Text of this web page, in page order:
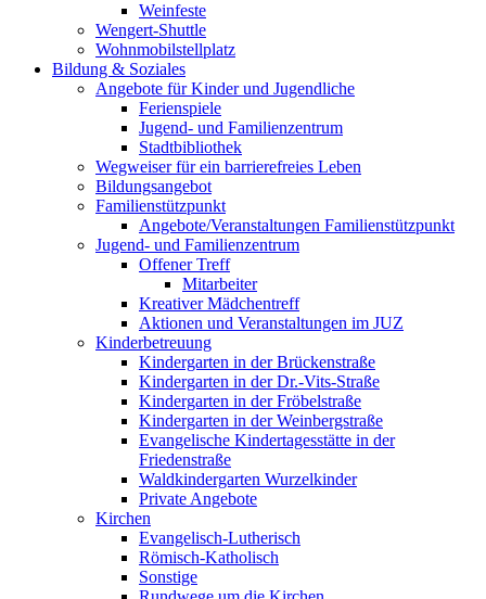
Weinfeste
Wengert-Shuttle
Wohnmobilstellplatz
Bildung & Soziales
Angebote für Kinder und Jugendliche
Ferienspiele
Jugend- und Familienzentrum
Stadtbibliothek
Wegweiser für ein barrierefreies Leben
Bildungsangebot
Familienstützpunkt
Angebote/Veranstaltungen Familienstützpunkt
Jugend- und Familienzentrum
Offener Treff
Mitarbeiter
Kreativer Mädchentreff
Aktionen und Veranstaltungen im JUZ
Kinderbetreuung
Kindergarten in der Brückenstraße
Kindergarten in der Dr.-Vits-Straße
Kindergarten in der Fröbelstraße
Kindergarten in der Weinbergstraße
Evangelische Kindertagesstätte in der
Friedenstraße
Waldkindergarten Wurzelkinder
Private Angebote
Kirchen
Evangelisch-Lutherisch
Römisch-Katholisch
Sonstige